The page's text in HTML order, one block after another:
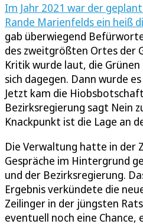
Im Jahr 2021 war der
Rande Marienfelds ein heiß
gab überwiegend
des zweitgrößten Ortes der
Kritik wurde laut, die
sich dagegen. Dann wurde
Jetzt kam die
Bezirksregierung sagt Nein
Knackpunkt ist die Lage an
Die Verwaltung hatte in der
Gespräche im Hintergrund
und der Bezirksregierung.
Ergebnis verkündete die
Zeilinger in der jüngsten
eventuell noch eine Chance,